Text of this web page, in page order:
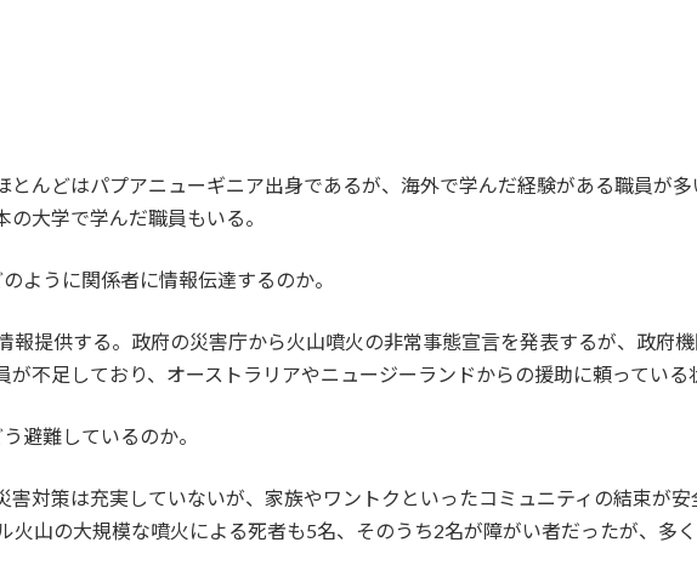
とんどはパプアニューギニア出身であるが、海外で学んだ経験がある職員が
大学で学んだ職員もいる。
ように関係者に情報伝達するのか。
情報提供する。政府の災害庁から火山噴火の非常事態宣言を発表するが、政府
不足しており、オーストラリアやニュージーランドからの援助に頼っている
避難しているのか。
害対策は充実していないが、家族やワントクといったコミュニティの結束が
火山の大規模な噴火による死者も5名、そのうち2名が障がい者だったが、多